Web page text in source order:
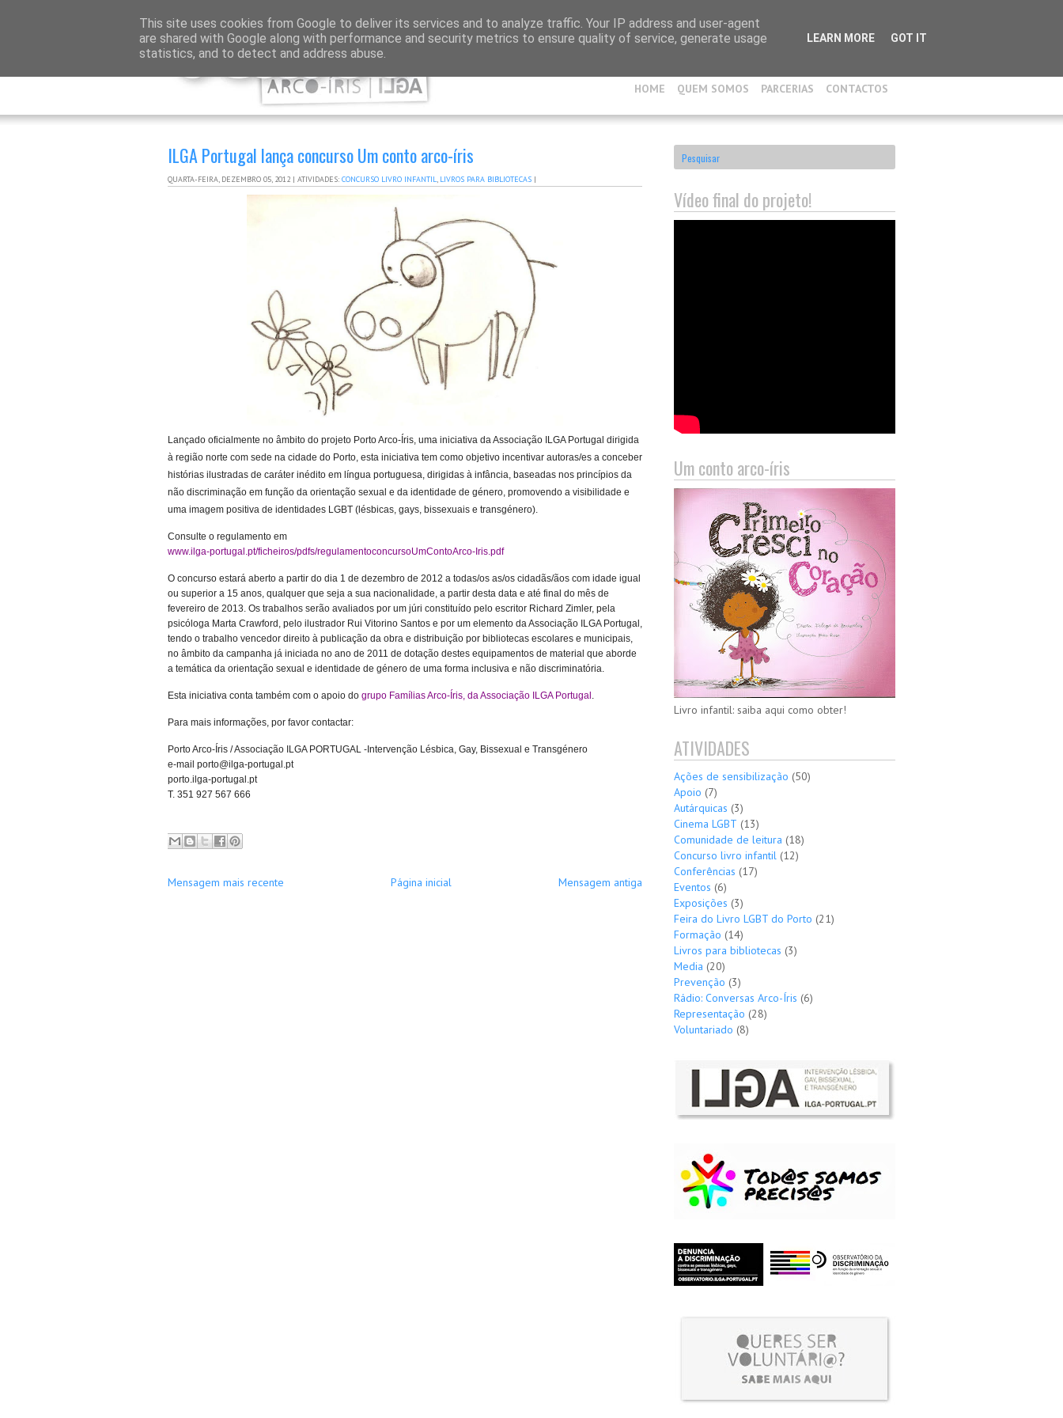
HOME QUEM SOMOS PARCERIAS CONTACTOS
ILGA Portugal lança concurso Um conto arco-íris
QUARTA-FEIRA, DEZEMBRO 05, 2012 | ATIVIDADES: CONCURSO LIVRO INFANTIL, LIVROS PARA BIBLIOTECAS |
Lançado oficialmente no âmbito do projeto Porto Arco-Íris, uma iniciativa da Associação ILGA Portugal dirigida
à região norte com sede na cidade do Porto, esta iniciativa tem como objetivo incentivar autoras/es a conceber
histórias ilustradas de caráter inédito em língua portuguesa, dirigidas à infância, baseadas nos princípios da
não discriminação em função da orientação sexual e da identidade de género, promovendo a visibilidade e
uma imagem positiva de identidades LGBT (lésbicas, gays, bissexuais e transgénero).
Consulte o regulamento em
www.ilga-portugal.pt/ficheiros/pdfs/regulamentoconcursoUmContoArco-Iris.pdf
O concurso estará aberto a partir do dia 1 de dezembro de 2012 a todas/os as/os cidadãs/ãos com idade igual
ou superior a 15 anos, qualquer que seja a sua nacionalidade, a partir desta data e até final do mês de
fevereiro de 2013. Os trabalhos serão avaliados por um júri constituído pelo escritor Richard Zimler, pela
psicóloga Marta Crawford, pelo ilustrador Rui Vitorino Santos e por um elemento da Associação ILGA Portugal,
tendo o trabalho vencedor direito à publicação da obra e distribuição por bibliotecas escolares e municipais,
no âmbito da campanha já iniciada no ano de 2011 de dotação destes equipamentos de material que aborde
a temática da orientação sexual e identidade de género de uma forma inclusiva e não discriminatória.
Esta iniciativa conta também com o apoio do grupo Famílias Arco-Íris, da Associação ILGA Portugal .
Para mais informações, por favor contactar:
Porto Arco-Íris / Associação ILGA PORTUGAL -Intervenção Lésbica, Gay, Bissexual e Transgénero
e-mail porto@ilga-portugal.pt
porto.ilga-portugal.pt
T. 351 927 567 666
Mensagem mais recente Mensagem antiga
Página inicial
Vídeo final do projeto!
Um conto arco-íris
Livro infantil: saiba aqui como obter!
ATIVIDADES
Ações de sensibilização (50)
Apoio (7)
Autárquicas (3)
Cinema LGBT (13)
Comunidade de leitura (18)
Concurso livro infantil (12)
Conferências (17)
Eventos (6)
Exposições (3)
Feira do Livro LGBT do Porto (21)
Formação (14)
Livros para bibliotecas (3)
Media (20)
Prevenção (3)
Rádio: Conversas Arco-Íris (6)
Representação (28)
Voluntariado (8)
This site uses cookies from Google to deliver its services and to analyze traffic. Your IP address and user-agent
are shared with Google along with performance and security metrics to ensure quality of service, generate usage
statistics, and to detect and address abuse.
LEARN MORE GOT IT